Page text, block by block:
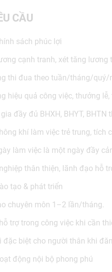
CẦU
sách phúc lợi
cạnh tranh, xét tăng lương
thi đua theo tuần/tháng/quý/
hiệu quả công việc, thưởng
đầy đủ BHXH, BHYT, BHTN
khí làm việc trẻ trung, tích
làm việc là một ngày đầy
thân thiện, lãnh đạo hỗ
tạo & phát triển
chuyên môn 1–2 lần/tháng.
trợ trong công việc khi cần
đặc biệt cho người thân khi
động nội bộ phong phú